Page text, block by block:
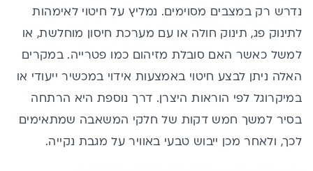
נדרש רק במצבים מסוימים. נמליץ על חיטוי לאימהות
לתינוק פג, תינוק חולה או עם מערכת חיסון מוחלשת, או
למשל כאשר האם סובלת מזיהום כמו פטרייה. במקרים
האלה ניתן לבצע חיטוי באמצעות אידוי במכשיר ייעודי או
במיקרוגל לפי הוראות היצרן. דרך נוספת היא הרתחה
בסיר למשך חמש דקות של חלקי המשאבה שמתאימים
לכך, ולאחר מכן ייבוש טבעי באוויר על מגבת נקייה.